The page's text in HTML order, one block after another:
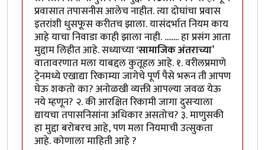
प्रवासात तपासनीस आलेच नाहीत. त्या दोघांचा प्रवास
इतरांशी धुसफूस करीतच झाला. यासंदर्भात नियम काय
आहे याचा निवाडा काही झाला नाही. ........ हा प्रसंग आता
मुद्दाम लिहीत आहे. सध्याच्या‘सामाजिक अंतराच्या’
वातावरणात मला याबद्दल कुतूहल आहे. १. वरीलप्रमाणे
ट्रेनमध्ये एखाद्या रिकाम्या जागेचे पूर्ण पैसे भरून ती आपण
घेऊ शकतो का? अनोळखी व्यक्ती आपल्या जवळ येऊ
नये म्हणून? २. की आरक्षित रिकामी जागा दुसऱ्याला
द्यायचा तपासनिसांना अधिकार असतोच? ३. माणुसकी
हा मुद्दा बरोबरच आहे, पण मला नियमाची उत्सुकता
आहे. कोणाला माहिती आहे ?